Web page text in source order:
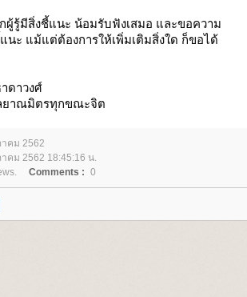
ผู้รู้มีสิ่งชี้แนะ น้อมรับฟังเสมอ และขอความ
นะ แม้แต่ต้องการให้เพิ่มเติมสิ่งใด ก็ขอได้
ดาวงศ์
ยาณมิตรทุกขณะจิต
คม 2562
คม 2562 18:45:16 น.
Comments : 0